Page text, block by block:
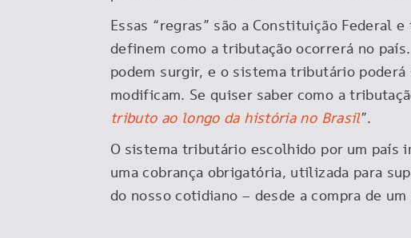
Essas “regras” são a Constituição Federal
definem como a tributação ocorrerá no
podem surgir, e o sistema tributário poderá
modificam. Se quiser saber como a
tributo ao longo da história no Brasil”.
O sistema tributário escolhido por um país
uma cobrança obrigatória, utilizada para
do nosso cotidiano – desde a compra de